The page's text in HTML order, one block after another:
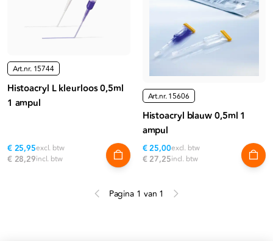
Art.nr. 15744
Histoacryl L kleurloos 0,5ml
1 ampul
€ 25,95excl. btw
€ 28,29incl. btw
Art.nr.15606
Histoacryl blauw 0,5ml 1
ampul
€ 25,00excl. btw
€ 27,25incl. btw
Pagina 1 van 1